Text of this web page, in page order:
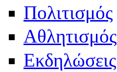
Πολιτισμός
Αθλητισμός
Εκδηλώσεις